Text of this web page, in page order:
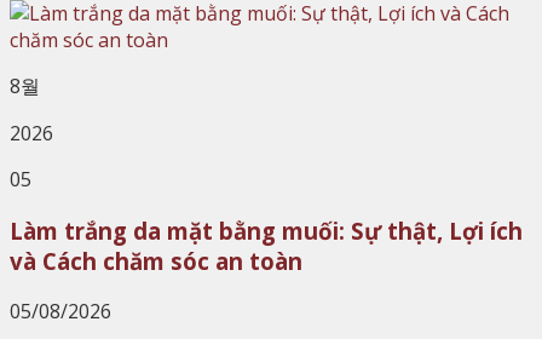
8월
2026
05
Làm trắng da mặt bằng muối: Sự thật, Lợi ích
và Cách chăm sóc an toàn
05/08/2026